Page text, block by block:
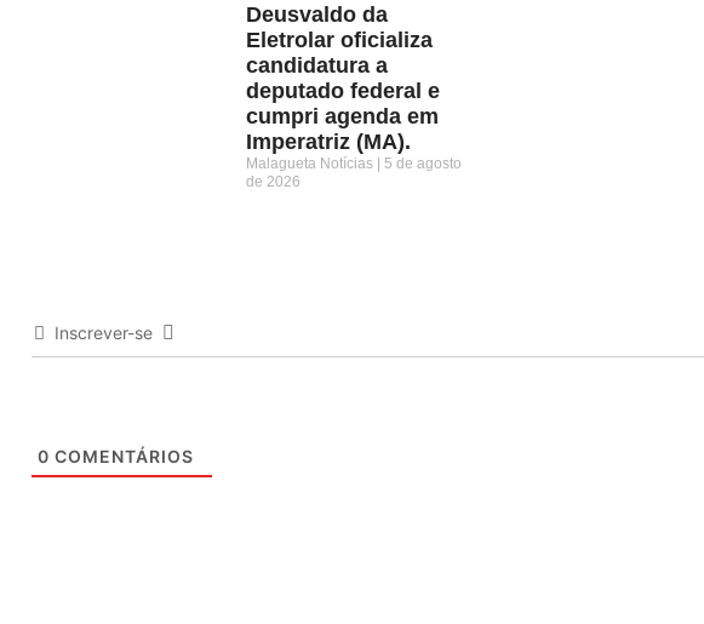
Deusvaldo da
Eletrolar oficializa
candidatura a
deputado federal e
cumpri agenda em
Imperatriz (MA).
Malagueta Notícias
5 de agosto
de 2026
Inscrever-se
0 COMENTÁRIOS